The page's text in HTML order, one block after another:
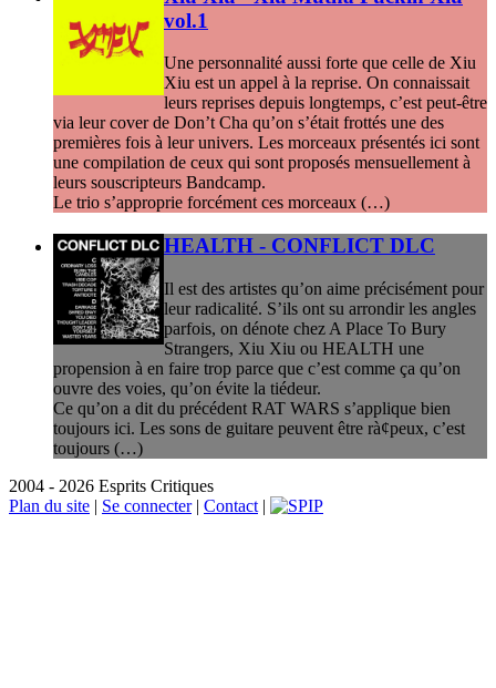
vol.1
Une personnalité aussi forte que celle de Xiu
Xiu est un appel à la reprise. On connaissait
leurs reprises depuis longtemps, c’est peut-être
via leur cover de Don’t Cha qu’on s’était frottés une des
premières fois à leur univers. Les morceaux présentés ici sont
une compilation de ceux qui sont proposés mensuellement à
leurs souscripteurs Bandcamp.
Le trio s’approprie forcément ces morceaux (…)
HEALTH - CONFLICT DLC
Il est des artistes qu’on aime précisément pour
leur radicalité. S’ils ont su arrondir les angles
parfois, on dénote chez A Place To Bury
Strangers, Xiu Xiu ou HEALTH une
propension à en faire trop parce que c’est comme ça qu’on
ouvre des voies, qu’on évite la tiédeur.
Ce qu’on a dit du précédent RAT WARS s’applique bien
toujours ici. Les sons de guitare peuvent être rà¢peux, c’est
toujours (…)
2004 - 2026 Esprits Critiques
Plan du site | Se connecter| Contact |